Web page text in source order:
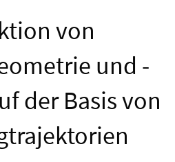
von
und -
der Basis von